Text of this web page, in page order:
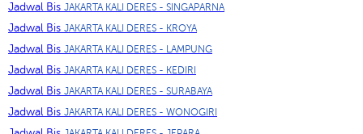
Jadwal Bis JAKARTA KALI DERES - SINGAPARNA
Jadwal Bis JAKARTA KALI DERES - KROYA
Jadwal Bis JAKARTA KALI DERES - LAMPUNG
Jadwal Bis JAKARTA KALI DERES - KEDIRI
Jadwal Bis JAKARTA KALI DERES - SURABAYA
Jadwal Bis JAKARTA KALI DERES - WONOGIRI